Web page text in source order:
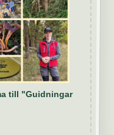
till "Guidningar